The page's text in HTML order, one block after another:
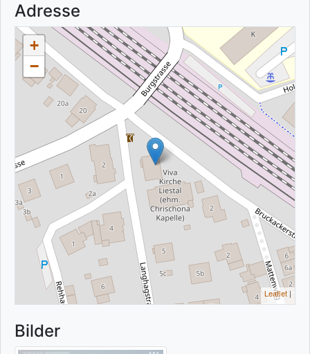
Adresse
+
−
Leaflet |
Bilder